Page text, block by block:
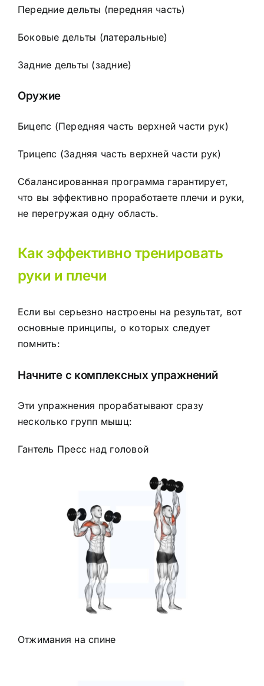
Передние дельты (передняя часть)
Боковые дельты (латеральные)
Задние дельты (задние)
Оружие
Бицепс (Передняя часть верхней части рук)
Трицепс (Задняя часть верхней части рук)
Сбалансированная программа гарантирует,
что вы эффективно проработаете плечи и руки,
не перегружая одну область.
Как эффективно тренировать
руки и плечи
Если вы серьезно настроены на результат, вот
основные принципы, о которых следует
помнить:
Начните с комплексных упражнений
Эти упражнения прорабатывают сразу
несколько групп мышц:
Гантель Пресс над головой
Отжимания на спине